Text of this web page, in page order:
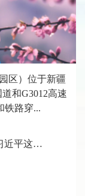
区）位于新疆
和G3012高速
铁路穿...
学习语丨树立和践行正确政绩观，习近平这些比喻蕴含深意